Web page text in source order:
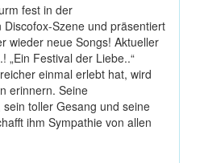
fest in der
Szene und präsentiert
wieder neue Songs! Aktueller
„Ein Festival der Liebe..“
einmal erlebt hat, wird
erinnern. Seine
toller Gesang und seine
ihm Sympathie von allen